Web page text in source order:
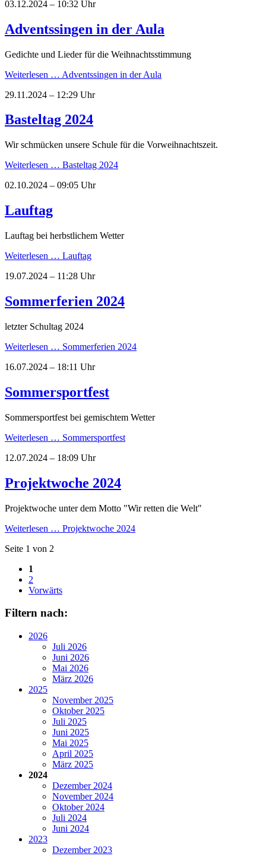
03.12.2024 – 10:32 Uhr
Adventssingen in der Aula
Gedichte und Lieder für die Weihnachtsstimmung
Weiterlesen … Adventssingen in der Aula
29.11.2024 – 12:29 Uhr
Basteltag 2024
Wir schmücken unsere Schule für die Vorweihnachtszeit.
Weiterlesen … Basteltag 2024
02.10.2024 – 09:05 Uhr
Lauftag
Lauftag bei herbstlichem Wetter
Weiterlesen … Lauftag
19.07.2024 – 11:28 Uhr
Sommerferien 2024
letzter Schultag 2024
Weiterlesen … Sommerferien 2024
16.07.2024 – 18:11 Uhr
Sommersportfest
Sommersportfest bei gemischtem Wetter
Weiterlesen … Sommersportfest
12.07.2024 – 18:09 Uhr
Projektwoche 2024
Projektwoche unter dem Motto "Wir retten die Welt"
Weiterlesen … Projektwoche 2024
Seite 1 von 2
1
2
Vorwärts
Filtern nach:
2026
Juli 2026
Juni 2026
Mai 2026
März 2026
2025
November 2025
Oktober 2025
Juli 2025
Juni 2025
Mai 2025
April 2025
März 2025
2024
Dezember 2024
November 2024
Oktober 2024
Juli 2024
Juni 2024
2023
Dezember 2023